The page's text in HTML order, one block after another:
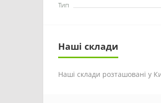
Тип
Наші склади
Наші склади розташовані у